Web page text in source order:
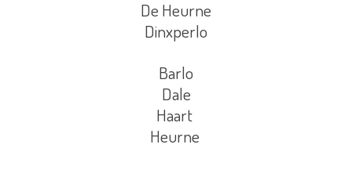
De Heurne
Dinxperlo
Barlo
Dale
Haart
Heurne